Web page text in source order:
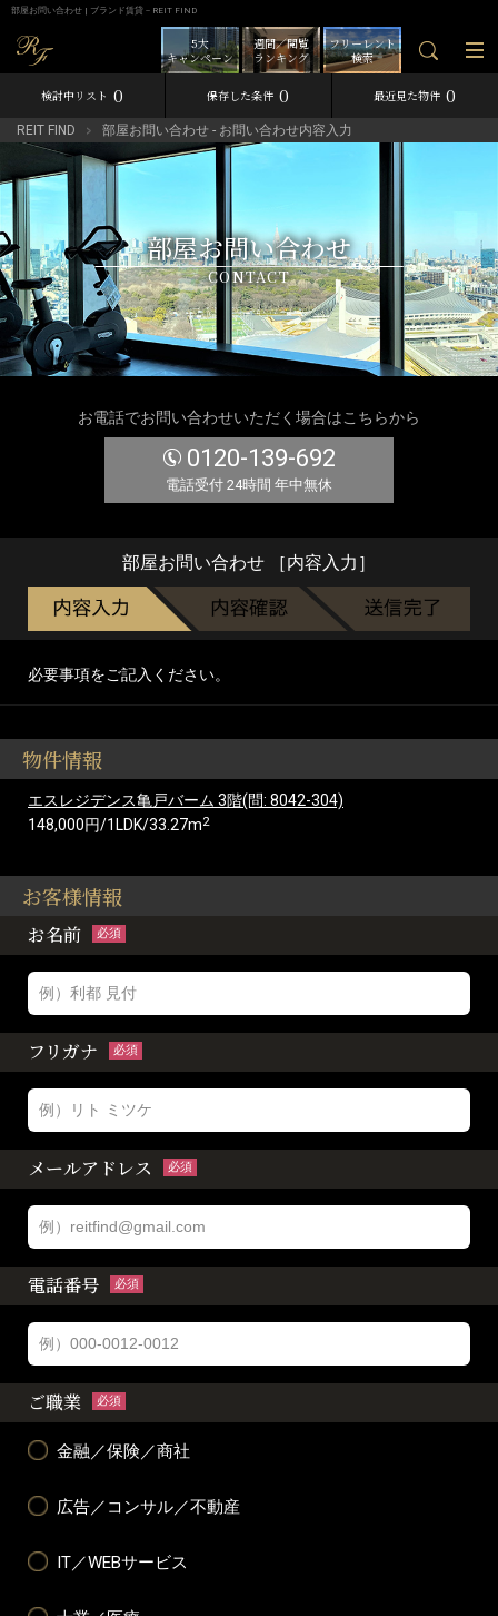
部屋お問い合わせ | ブランド賃貸－REIT FIND
フリーレント
検索
週間／閲覧
ランキング
5大
キャンペーン
検討中リスト 0 保存した条件 0 最近見た物件 0
REIT FIND 部屋お問い合わせ - お問い合わせ内容入力
部屋お問い合わせ
CONTACT
お電話でお問い合わせいただく場合はこちらから
0120-139-692
電話受付 24時間 年中無休
部屋お問い合わせ ［内容入力］
必要事項をご記入ください。
物件情報
エスレジデンス亀戸バーム 3階(問: 8042-304)
148,000円/1LDK/33.27m2
お客様情報
お名前 必須
フリガナ 必須
メールアドレス 必須
電話番号 必須
ご職業 必須
金融／保険／商社
広告／コンサル／不動産
IT／WEBサービス